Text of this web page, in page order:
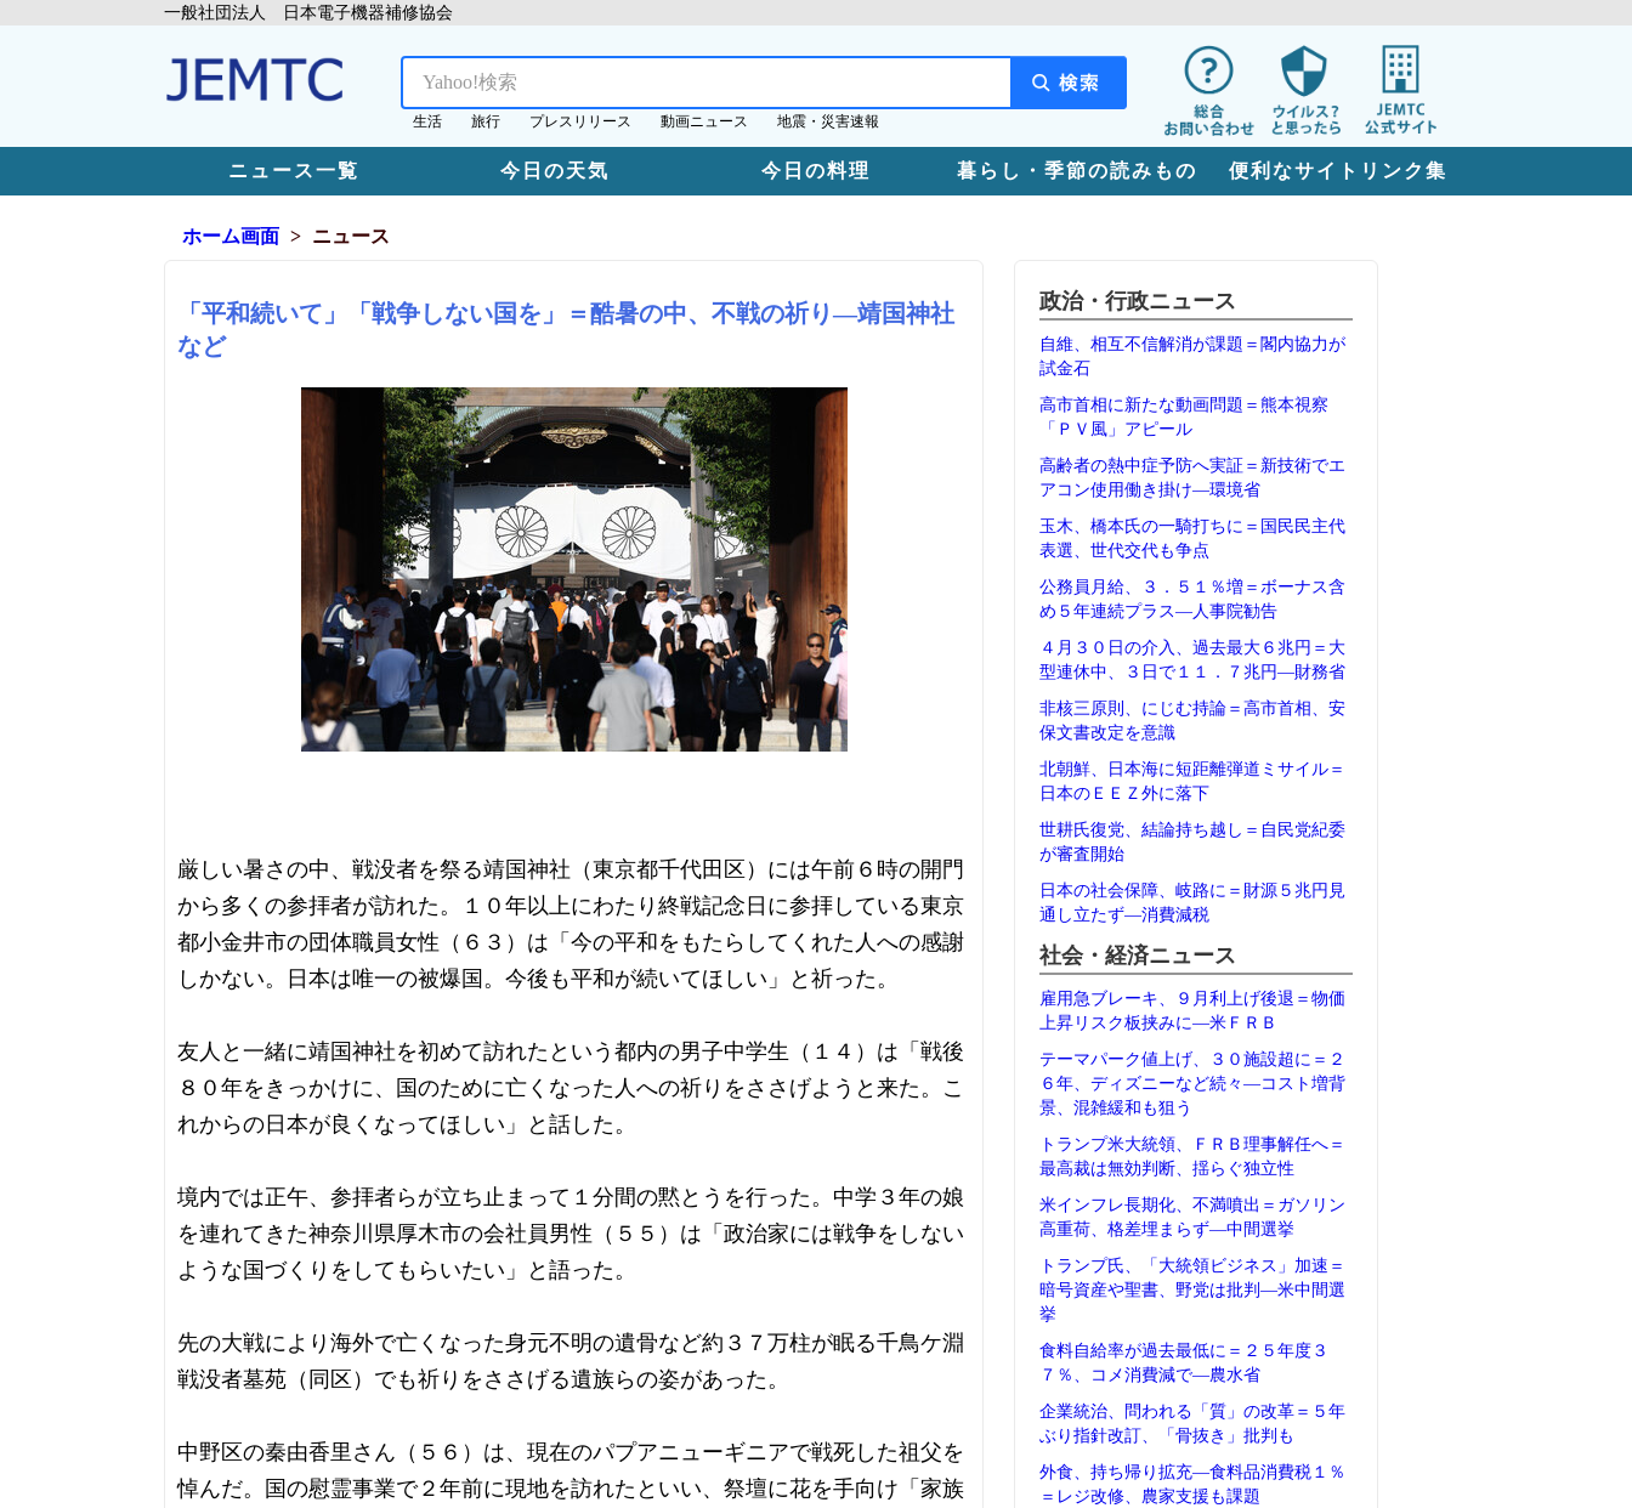
一般社団法人 日本電子機器補修協会
生活 旅行 プレスリリース 動画ニュース 地震・災害速報
ニュース一覧 今日の天気 今日の料理 暮らし・季節の読みもの 便利なサイトリンク集
ホーム画面 ニュース
「平和続いて」「戦争しない国を」＝酷暑の中、不戦の祈り―靖国神社
など
厳しい暑さの中、戦没者を祭る靖国神社（東京都千代田区）には午前６時の開門
から多くの参拝者が訪れた。１０年以上にわたり終戦記念日に参拝している東京
都小金井市の団体職員女性（６３）は「今の平和をもたらしてくれた人への感謝
しかない。日本は唯一の被爆国。今後も平和が続いてほしい」と祈った。
友人と一緒に靖国神社を初めて訪れたという都内の男子中学生（１４）は「戦後
８０年をきっかけに、国のために亡くなった人への祈りをささげようと来た。こ
れからの日本が良くなってほしい」と話した。
境内では正午、参拝者らが立ち止まって１分間の黙とうを行った。中学３年の娘
を連れてきた神奈川県厚木市の会社員男性（５５）は「政治家には戦争をしない
ような国づくりをしてもらいたい」と語った。
先の大戦により海外で亡くなった身元不明の遺骨など約３７万柱が眠る千鳥ケ淵
戦没者墓苑（同区）でも祈りをささげる遺族らの姿があった。
中野区の秦由香里さん（５６）は、現在のパプアニューギニアで戦死した祖父を
悼んだ。国の慰霊事業で２年前に現地を訪れたといい、祭壇に花を手向け「家族
政治・行政ニュース
自維、相互不信解消が課題＝閣内協力が
試金石
高市首相に新たな動画問題＝熊本視察
「ＰＶ風」アピール
高齢者の熱中症予防へ実証＝新技術でエ
アコン使用働き掛け―環境省
玉木、橋本氏の一騎打ちに＝国民民主代
表選、世代交代も争点
公務員月給、３．５１％増＝ボーナス含
め５年連続プラス―人事院勧告
４月３０日の介入、過去最大６兆円＝大
型連休中、３日で１１．７兆円―財務省
非核三原則、にじむ持論＝高市首相、安
保文書改定を意識
北朝鮮、日本海に短距離弾道ミサイル＝
日本のＥＥＺ外に落下
世耕氏復党、結論持ち越し＝自民党紀委
が審査開始
日本の社会保障、岐路に＝財源５兆円見
通し立たず―消費減税
社会・経済ニュース
雇用急ブレーキ、９月利上げ後退＝物価
上昇リスク板挟みに―米ＦＲＢ
テーマパーク値上げ、３０施設超に＝２
６年、ディズニーなど続々―コスト増背
景、混雑緩和も狙う
トランプ米大統領、ＦＲＢ理事解任へ＝
最高裁は無効判断、揺らぐ独立性
米インフレ長期化、不満噴出＝ガソリン
高重荷、格差埋まらず―中間選挙
トランプ氏、「大統領ビジネス」加速＝
暗号資産や聖書、野党は批判―米中間選
挙
食料自給率が過去最低に＝２５年度３
７％、コメ消費減で―農水省
企業統治、問われる「質」の改革＝５年
ぶり指針改訂、「骨抜き」批判も
外食、持ち帰り拡充―食料品消費税１％
＝レジ改修、農家支援も課題